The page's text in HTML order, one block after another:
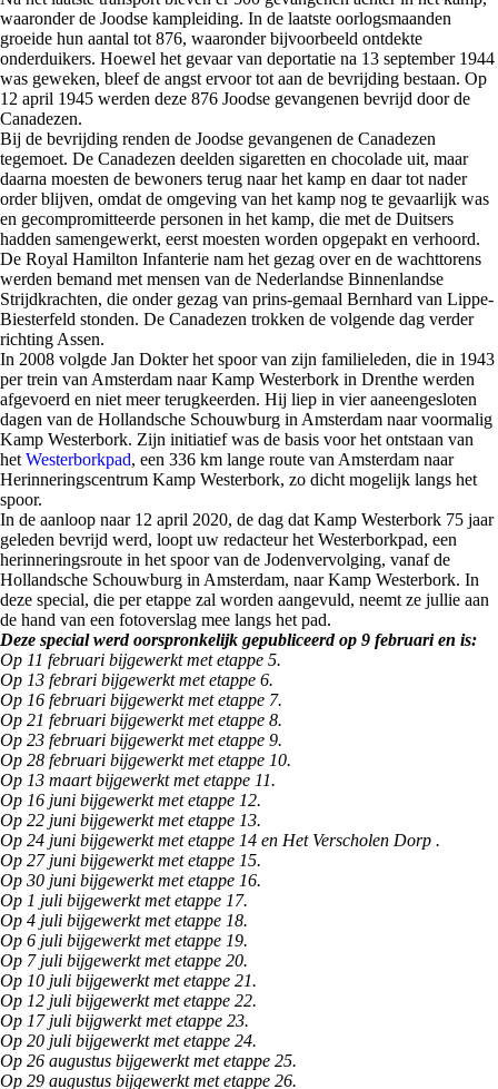
waaronder de Joodse kampleiding. In de laatste oorlogsmaanden
groeide hun aantal tot 876, waaronder bijvoorbeeld ontdekte
onderduikers. Hoewel het gevaar van deportatie na 13 september 1944
was geweken, bleef de angst ervoor tot aan de bevrijding bestaan. Op
12 april 1945 werden deze 876 Joodse gevangenen bevrijd door de
Canadezen.
Bij de bevrijding renden de Joodse gevangenen de Canadezen
tegemoet. De Canadezen deelden sigaretten en chocolade uit, maar
daarna moesten de bewoners terug naar het kamp en daar tot nader
order blijven, omdat de omgeving van het kamp nog te gevaarlijk was
en gecompromitteerde personen in het kamp, die met de Duitsers
hadden samengewerkt, eerst moesten worden opgepakt en verhoord.
De Royal Hamilton Infanterie nam het gezag over en de wachttorens
werden bemand met mensen van de Nederlandse Binnenlandse
Strijdkrachten, die onder gezag van prins-gemaal Bernhard van Lippe-
Biesterfeld stonden. De Canadezen trokken de volgende dag verder
richting Assen.
In 2008 volgde Jan Dokter het spoor van zijn familieleden, die in 1943
per trein van Amsterdam naar Kamp Westerbork in Drenthe werden
afgevoerd en niet meer terugkeerden. Hij liep in vier aaneengesloten
dagen van de Hollandsche Schouwburg in Amsterdam naar voormalig
Kamp Westerbork. Zijn initiatief was de basis voor het ontstaan van
het Westerborkpad, een 336 km lange route van Amsterdam naar
Herinneringscentrum Kamp Westerbork, zo dicht mogelijk langs het
spoor.
In de aanloop naar 12 april 2020, de dag dat Kamp Westerbork 75 jaar
geleden bevrijd werd, loopt uw redacteur het Westerborkpad, een
herinneringsroute in het spoor van de Jodenvervolging, vanaf de
Hollandsche Schouwburg in Amsterdam, naar Kamp Westerbork. In
deze special, die per etappe zal worden aangevuld, neemt ze jullie aan
de hand van een fotoverslag mee langs het pad.
Deze special werd oorspronkelijk gepubliceerd op 9 februari en is:
Op 11 februari bijgewerkt met etappe 5.
Op 13 febrari bijgewerkt met etappe 6.
Op 16 februari bijgewerkt met etappe 7.
Op 21 februari bijgewerkt met etappe 8.
Op 23 februari bijgewerkt met etappe 9.
Op 28 februari bijgewerkt met etappe 10.
Op 13 maart bijgewerkt met etappe 11.
Op 16 juni bijgewerkt met etappe 12.
Op 22 juni bijgewerkt met etappe 13.
Op 24 juni bijgewerkt met etappe 14 en Het Verscholen Dorp .
Op 27 juni bijgewerkt met etappe 15.
Op 30 juni bijgewerkt met etappe 16.
Op 1 juli bijgewerkt met etappe 17.
Op 4 juli bijgewerkt met etappe 18.
Op 6 juli bijgewerkt met etappe 19.
Op 7 juli bijgewerkt met etappe 20.
Op 10 juli bijgewerkt met etappe 21.
Op 12 juli bijgewerkt met etappe 22.
Op 17 juli bijgwerkt met etappe 23.
Op 20 juli bijgewerkt met etappe 24.
Op 26 augustus bijgewerkt met etappe 25.
Op 29 augustus bijgewerkt met etappe 26.